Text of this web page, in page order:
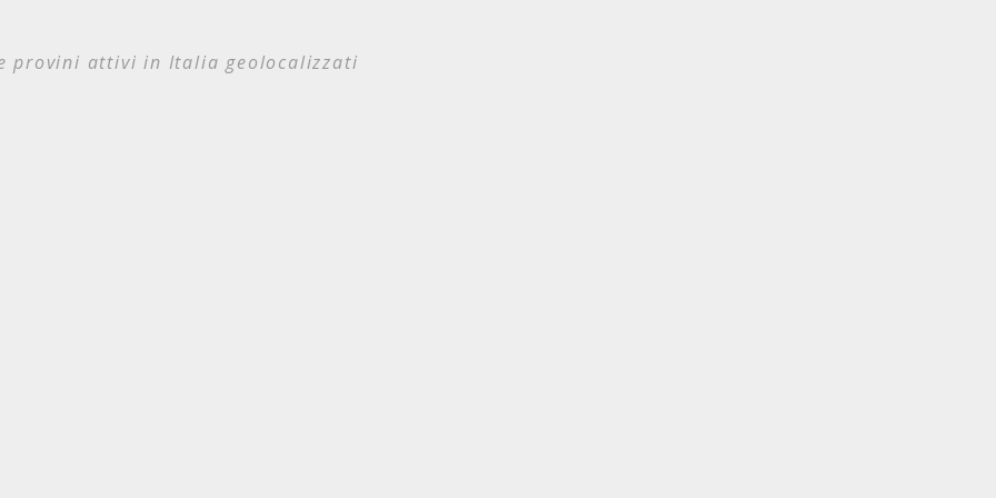
provini attivi in Italia geolocalizzati